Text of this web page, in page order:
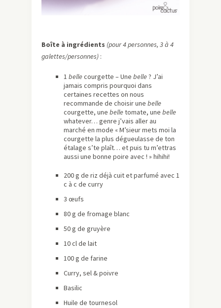
Boîte à ingrédients (pour 4 personnes, 3 à 4
galettes/personnes) :
1 bellecourgette – Une belle? J’ai
jamais compris pourquoi dans
certaines recettes on nous
recommande de choisir une belle
courgette, une belletomate, une belle
whatever… genre j’vais aller au
marché en mode « M’sieur mets moi la
courgette la plus dégueulasse de ton
étalage s’te plaît… et puis tu m’ettras
aussi une bonne poire avec ! » hihihi!
200 g de riz déjà cuit et parfumé avec 1
c à c de curry
3 œufs
80 g de fromage blanc
50 g de gruyère
10 cl de lait
100 g de farine
Curry, sel & poivre
Basilic
Huile de tournesol